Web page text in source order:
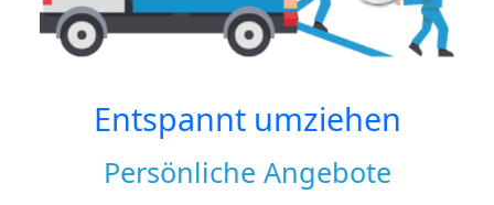
Entspannt umziehen
Persönliche Angebote